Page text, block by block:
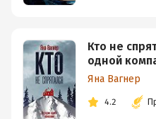
Кто не
одной
Яна Вагнер
4.2